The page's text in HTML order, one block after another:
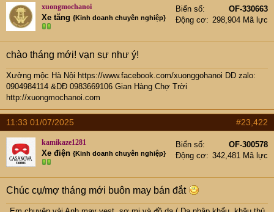
xuongmochanoi
Xe tăng {Kinh doanh chuyên nghiệp}
Biển số
OF-330663
Động cơ
298,904 Mã lực
chào tháng mới! vạn sự như ý!
Xưởng mộc Hà Nội https://www.facebook.com/xuonggohanoi DD zalo:
0904984114 &DĐ 0983669106 Gian Hàng Chợ Trời
http://xuongmochanoi.com
11:33 01/07/2025 #23,422
kamikaze1281
Xe điện {Kinh doanh chuyên nghiệp}
Biển số
OF-300578
Động cơ
342,481 Mã lực
Chúc cụ/mợ tháng mới buôn may bán đắt